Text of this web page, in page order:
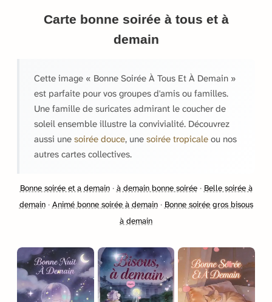
Carte bonne soirée à tous et à
demain
Cette image « Bonne Soirée À Tous Et À Demain »
est parfaite pour vos groupes d'amis ou familles.
Une famille de suricates admirant le coucher de
soleil ensemble illustre la convivialité. Découvrez
aussi une soirée douce, une soirée tropicale ou nos
autres cartes collectives.
Bonne soirée et a demain· à demain bonne soirée· Belle soirée à
demain· Animé bonne soirée à demain· Bonne soirée gros bisous
à demain